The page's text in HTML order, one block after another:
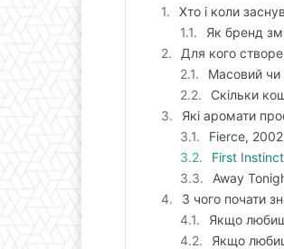
Хто і коли
Як бренд
Для кого
Масовий чи
Скільки
Які аромати
Fierce, 2002
First
Away
З чого почати
Якщо любиш
Якщо